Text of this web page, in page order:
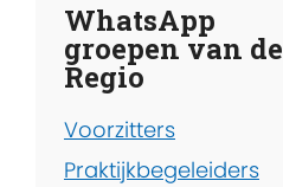
WhatsApp
groepen van de
Regio
Voorzitters
Praktijkbegeleiders